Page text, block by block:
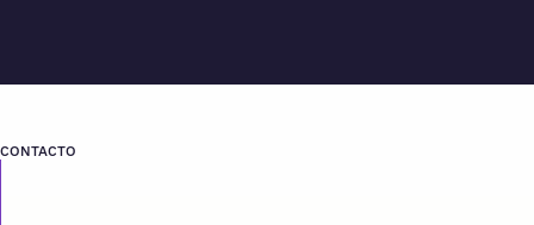
CONTACTO